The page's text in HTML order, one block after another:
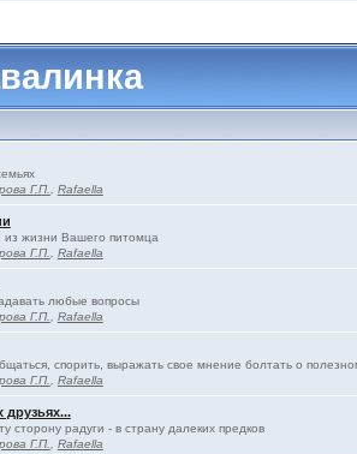
Г.П. Rafaella
из жизни Вашего питомца
Г.П. Rafaella
любые вопросы
Г.П. Rafaella
спорить, выражать свое мнение болтать о
Г.П. Rafaella
друзьях...
сторону радуги - в страну далеких предков
Г.П. Rafaella